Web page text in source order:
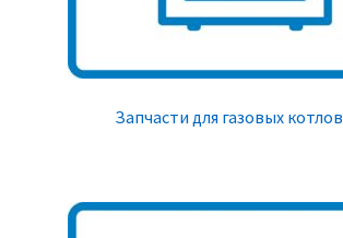
Запчасти для газовых котлов